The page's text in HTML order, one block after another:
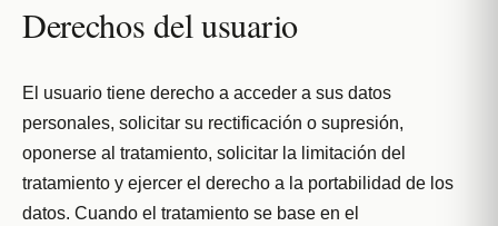
Derechos del usuario
El usuario tiene derecho a acceder a sus datos
personales, solicitar su rectificación o supresión,
oponerse al tratamiento, solicitar la limitación del
tratamiento y ejercer el derecho a la portabilidad de los
datos. Cuando el tratamiento se base en el